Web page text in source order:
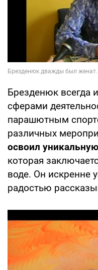
Брезденюк всегда
сферами
парашютным
различных
освоил
которая
воде. Он искренне
радостью